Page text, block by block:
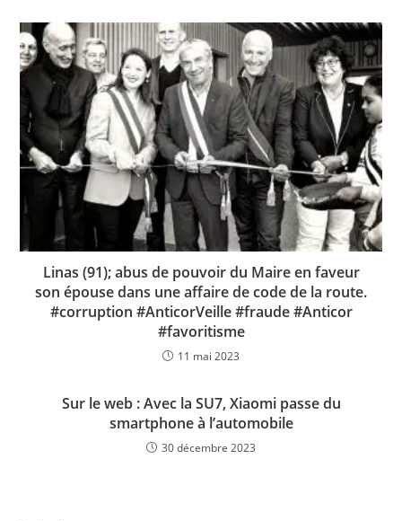
Linas (91); abus de pouvoir du Maire en faveur
son épouse dans une affaire de code de la route.
#corruption #AnticorVeille #fraude #Anticor
#favoritisme
11 mai 2023
Sur le web : Avec la SU7, Xiaomi passe du
smartphone à l’automobile
30 décembre 2023